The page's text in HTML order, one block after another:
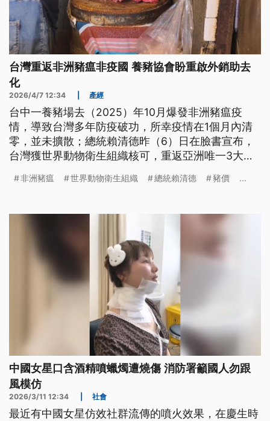
台灣重返非洲豬瘟非疫國 養豬協會盼重啟外銷助去
化
2026/4/7 12:34 產經
台中一養豬場去（2025）年10月爆發非洲豬瘟疫
情，導致台灣多年防疫破功，所幸疫情在1個月內清
零，並未擴散；總統賴清德昨（6）日在臉書宣布，
台灣獲世界動物衛生組織核可，重返亞洲唯一3大豬
持續低迷，養豬協會也希望政府能盡快重啟外銷並協
非洲豬瘟 世界動物衛生組織 總統賴清德 豬價 ...
中國女星口含酒精噴蠟燭遭燒傷 消防署籲國人勿跟
風模仿
2026/3/11 12:34 社會
最近有中國女星仿效社群流傳的噴火效果，在慶生時